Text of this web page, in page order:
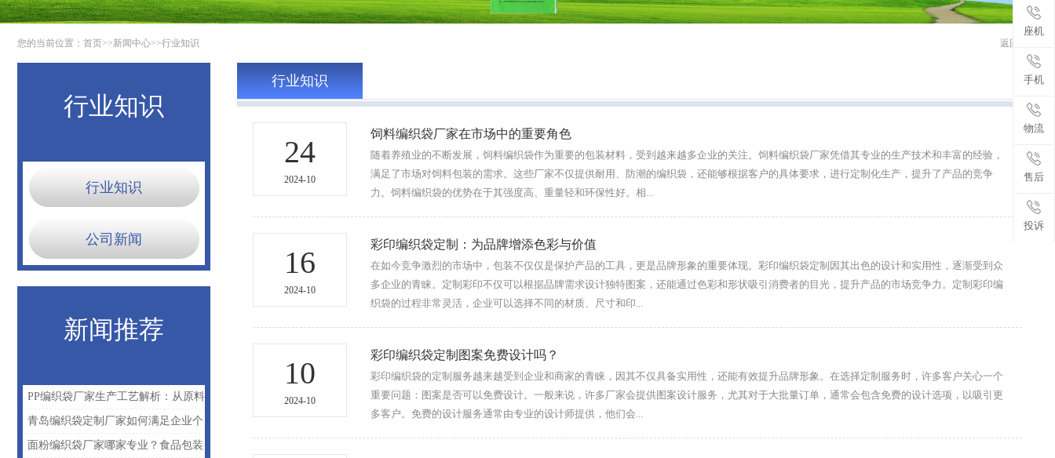
返回首页
您的当前位置： 首页>>新闻中心>>行业知识
行业知识
行业知识
公司新闻
新闻推荐
PP编织袋厂家生产工艺解析：从原料
到成品需要哪些环节？
青岛编织袋定制厂家如何满足企业个
性化包装需求？
面粉编织袋厂家哪家专业？食品包装
行业知识
24
2024-10
饲料编织袋厂家在市场中的重要角色
随着养殖业的不断发展，饲料编织袋作为重要的包装材料，受到越来越多企业的关注。饲料编织袋厂家凭借其专业的生产技术和丰富的经验，
满足了市场对饲料包装的需求。这些厂家不仅提供耐用、防潮的编织袋，还能够根据客户的具体要求，进行定制化生产，提升了产品的竞争
力。饲料编织袋的优势在于其强度高、重量轻和环保性好。相...
16
2024-10
彩印编织袋定制：为品牌增添色彩与价值
在如今竞争激烈的市场中，包装不仅仅是保护产品的工具，更是品牌形象的重要体现。彩印编织袋定制因其出色的设计和实用性，逐渐受到众
多企业的青睐。定制彩印不仅可以根据品牌需求设计独特图案，还能通过色彩和形状吸引消费者的目光，提升产品的市场竞争力。定制彩印编
织袋的过程非常灵活，企业可以选择不同的材质、尺寸和印...
10
2024-10
彩印编织袋定制图案免费设计吗？
彩印编织袋的定制服务越来越受到企业和商家的青睐，因其不仅具备实用性，还能有效提升品牌形象。在选择定制服务时，许多客户关心一个
重要问题：图案是否可以免费设计。一般来说，许多厂家会提供图案设计服务，尤其对于大批量订单，通常会包含免费的设计选项，以吸引更
多客户。免费的设计服务通常由专业的设计师提供，他们会...
座机
手机
物流
售后
投诉